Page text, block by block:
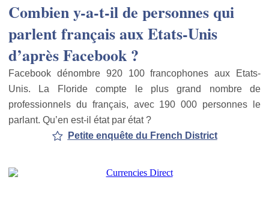
Combien y-a-t-il de personnes qui
parlent français aux Etats-Unis
d’après Facebook ?
Facebook dénombre 920 100 francophones aux Etats-
Unis. La Floride compte le plus grand nombre de
professionnels du français, avec 190 000 personnes le
parlant. Qu’en est-il état par état ?
Petite enquête du French District